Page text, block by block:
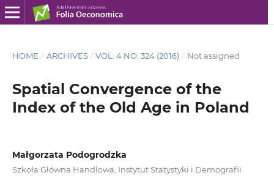
HOME / ARCHIVES / VOL. 4 NO. 324 (2016) / Not assigned
Spatial Convergence of the
Index of the Old Age in Poland
Małgorzata Podogrodzka
Szkoła Główna Handlowa, Instytut Statystyki i Demografii